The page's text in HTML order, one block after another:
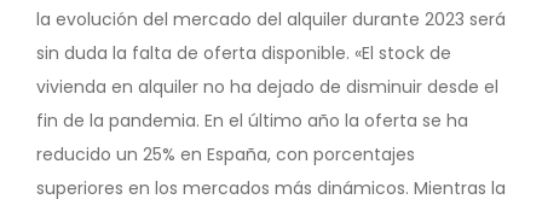
la evolución del mercado del alquiler durante 2023 será
sin duda la falta de oferta disponible. «El stock de
vivienda en alquiler no ha dejado de disminuir desde el
fin de la pandemia. En el último año la oferta se ha
reducido un 25% en España, con porcentajes
superiores en los mercados más dinámicos. Mientras la